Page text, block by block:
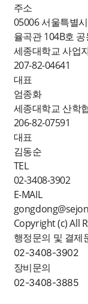
주소
05006 서울특별
율곡관 104B호
세종대학교 사업
207-82-04641
대표
엄종화
세종대학교 산학
206-82-07591
대표
김동순
TEL
02-3408-3902
E-MAIL
Copyright (c) All
행정문의 및 결제
02-3408-3902
장비문의
02-3408-3885